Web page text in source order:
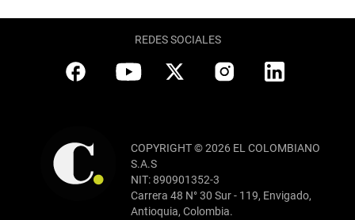
REDES SOCIALES
COPYRIGHT © 2026 EL COLOMBIANO
S.A.S
NIT: 890901352-3
Carrera 48 N° 30 Sur - 119, Envigado,
Antioquia, Colombia.